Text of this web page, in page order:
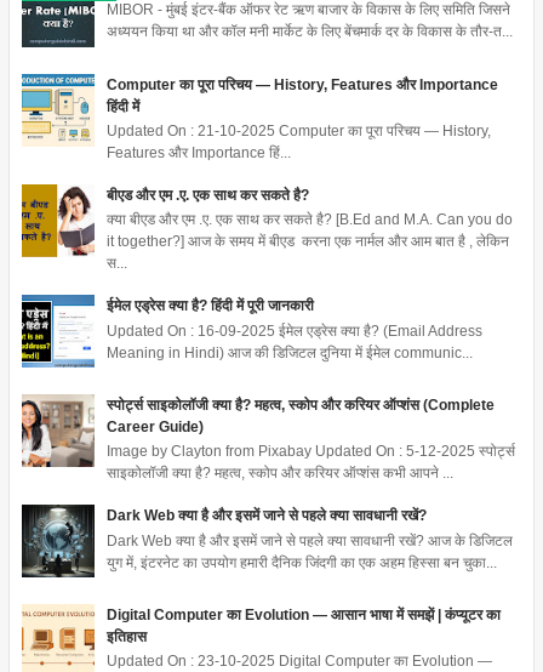
MIBOR - मुंबई इंटर-बैंक ऑफर रेट ऋण बाजार के विकास के लिए समिति जिसने
अध्ययन किया था और कॉल मनी मार्केट के लिए बेंचमार्क दर के विकास के तौर-त...
Computer का पूरा परिचय — History, Features और Importance
हिंदी में
Updated On : 21-10-2025 Computer का पूरा परिचय — History,
Features और Importance हिं...
बीएड और एम .ए. एक साथ कर सकते है?
क्या बीएड और एम .ए. एक साथ कर सकते है? [B.Ed and M.A. Can you do
it together?] आज के समय में बीएड करना एक नार्मल और आम बात है , लेकिन
स...
ईमेल एड्रेस क्या है? हिंदी में पूरी जानकारी
Updated On : 16-09-2025 ईमेल एड्रेस क्या है? (Email Address
Meaning in Hindi) आज की डिजिटल दुनिया में ईमेल communic...
स्पोर्ट्स साइकोलॉजी क्या है? महत्व, स्कोप और करियर ऑप्शंस (Complete
Career Guide)
Image by Clayton from Pixabay Updated On : 5-12-2025 स्पोर्ट्स
साइकोलॉजी क्या है? महत्व, स्कोप और करियर ऑप्शंस कभी आपने ...
Dark Web क्या है और इसमें जाने से पहले क्या सावधानी रखें?
Dark Web क्या है और इसमें जाने से पहले क्या सावधानी रखें? आज के डिजिटल
युग में, इंटरनेट का उपयोग हमारी दैनिक जिंदगी का एक अहम हिस्सा बन चुका...
Digital Computer का Evolution — आसान भाषा में समझें | कंप्यूटर का
इतिहास
Updated On : 23-10-2025 Digital Computer का Evolution —